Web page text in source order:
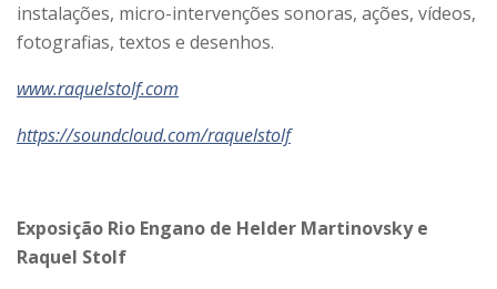
instalações, micro-intervenções sonoras, ações, vídeos,
fotografias, textos e desenhos.
www.raquelstolf.com
https://soundcloud.com/raquelstolf
Exposição Rio Engano de Helder Martinovsky e
Raquel Stolf